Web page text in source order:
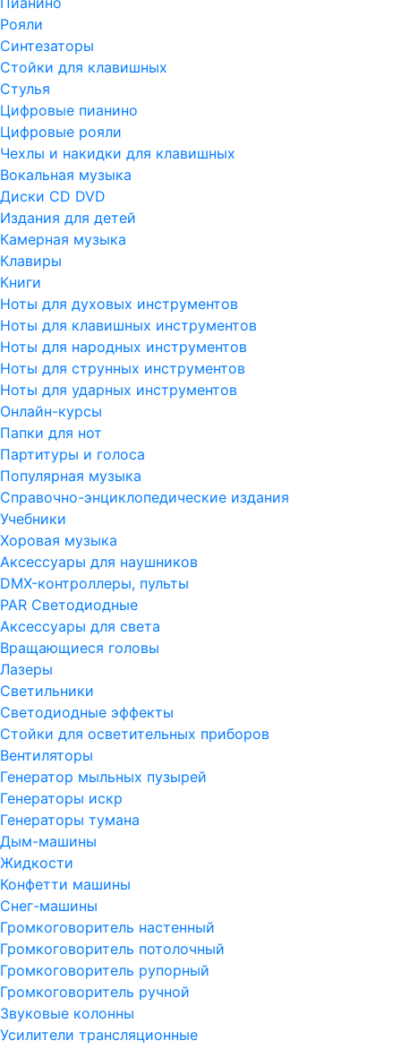
Рояли
Синтезаторы
Стойки для клавишных
Стулья
Цифровые пианино
Цифровые рояли
Чехлы и накидки для клавишных
Вокальная музыка
Диски CD DVD
Издания для детей
Камерная музыка
Клавиры
Книги
Ноты для духовых инструментов
Ноты для клавишных инструментов
Ноты для народных инструментов
Ноты для струнных инструментов
Ноты для ударных инструментов
Онлайн-курсы
Папки для нот
Партитуры и голоса
Популярная музыка
Справочно-энциклопедические издания
Учебники
Хоровая музыка
Аксессуары для наушников
DMX-контроллеры, пульты
PAR Светодиодные
Аксессуары для света
Вращающиеся головы
Лазеры
Светильники
Светодиодные эффекты
Стойки для осветительных приборов
Вентиляторы
Генератор мыльных пузырей
Генераторы искр
Генераторы тумана
Дым-машины
Жидкости
Конфетти машины
Снег-машины
Громкоговоритель настенный
Громкоговоритель потолочный
Громкоговоритель рупорный
Громкоговоритель ручной
Звуковые колонны
Усилители трансляционные